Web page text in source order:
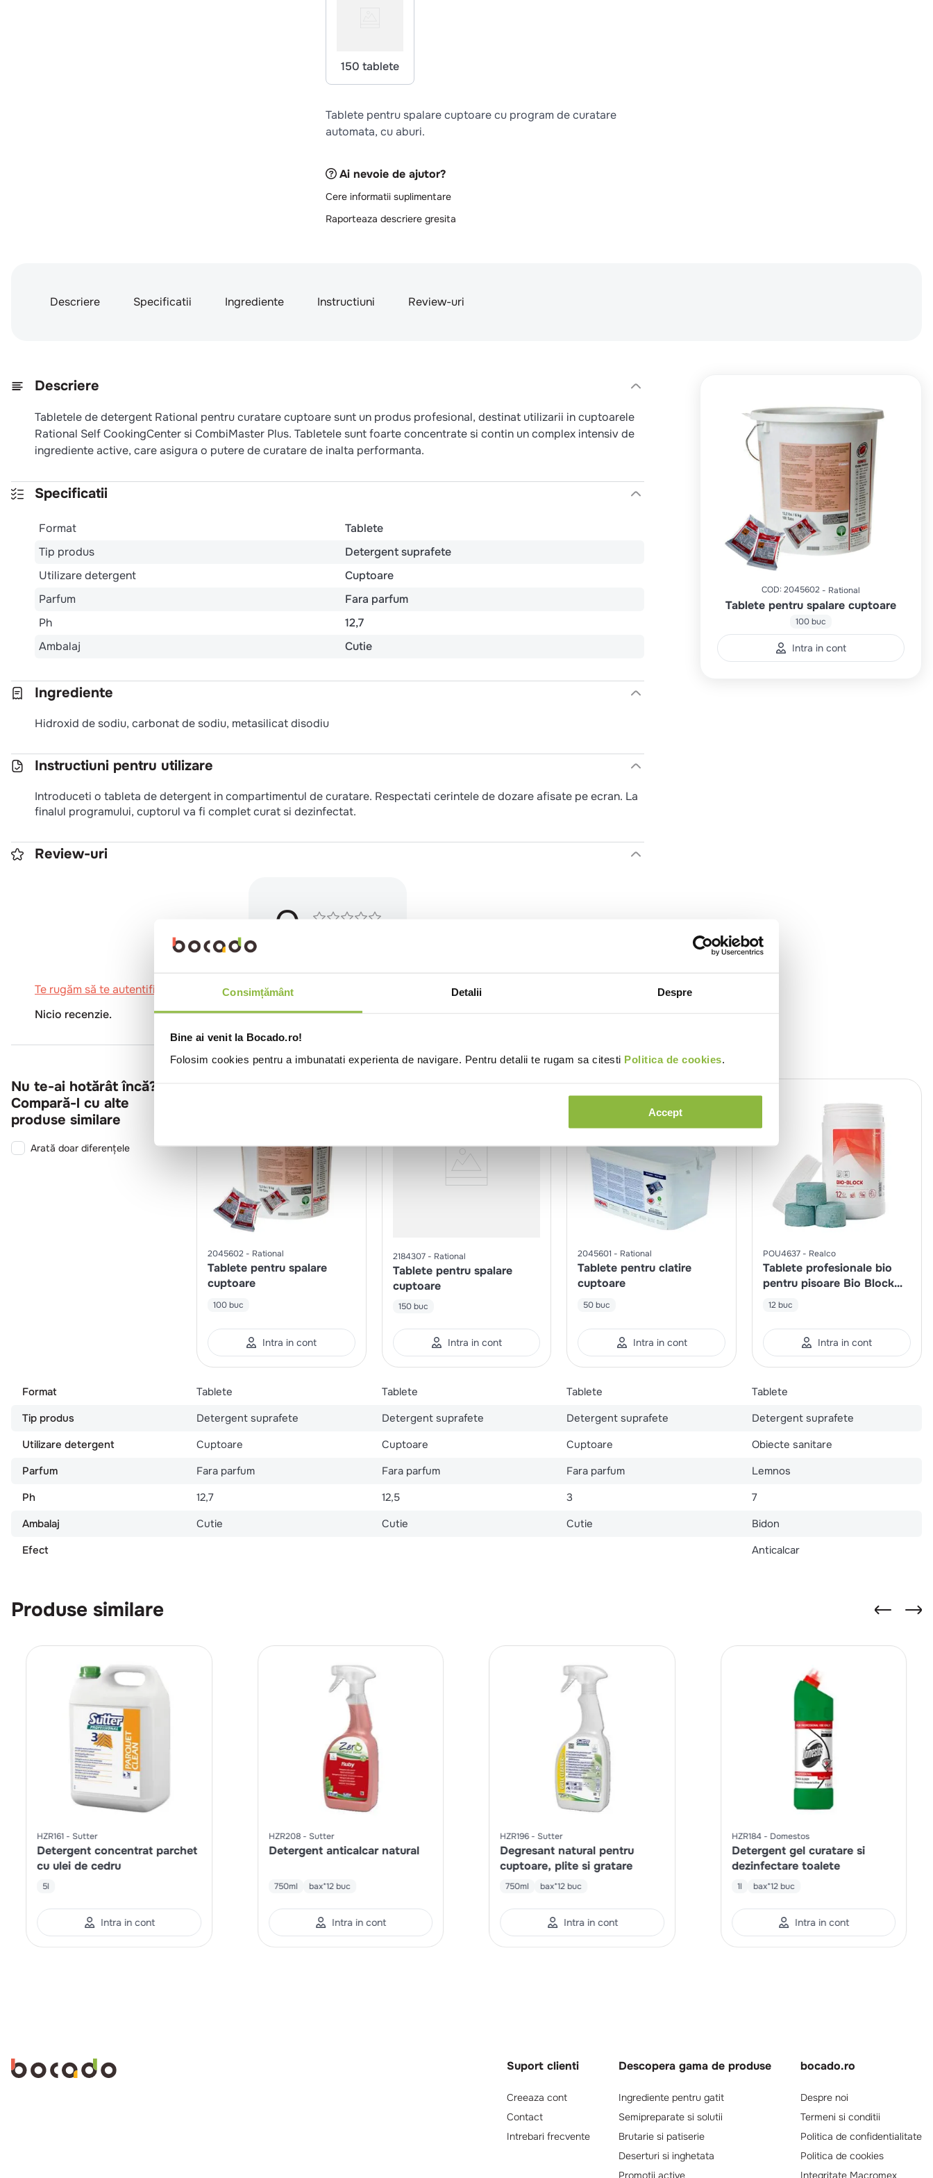
Consimțământ Detalii Despre
Bine ai venit la Bocado.ro!
Folosim cookies pentru a imbunatati experienta de navigare. Pentru detalii te rugam sa citesti Politica de cookies.
Accept
150 tablete
Tablete pentru spalare cuptoare cu program de curatare
automata, cu aburi.
Ai nevoie de ajutor?
Cere informatii suplimentare
Raporteaza descriere gresita
Descriere Specificatii Ingrediente Instructiuni Review-uri
Descriere
Tabletele de detergent Rational pentru curatare cuptoare sunt un produs profesional, destinat utilizarii in cuptoarele
Rational Self CookingCenter si CombiMaster Plus. Tabletele sunt foarte concentrate si contin un complex intensiv de
ingrediente active, care asigura o putere de curatare de inalta performanta.
Specificatii
Format
Tablete
Tip produs
Detergent suprafete
Utilizare detergent
Cuptoare
Parfum
Fara parfum
Ph
12,7
Ambalaj
Cutie
Ingrediente
Hidroxid de sodiu, carbonat de sodiu, metasilicat disodiu
Instructiuni pentru utilizare
Introduceti o tableta de detergent in compartimentul de curatare. Respectati cerintele de dozare afisate pe ecran. La
finalul programului, cuptorul va fi complet curat si dezinfectat.
Review-uri
0
Te rugăm să te autentifici pentru a scrie o recenzie.
Nicio recenzie.
COD: 2045602 Rational
Tablete pentru spalare cuptoare
100 buc
Intra in cont
Nu te-ai hotărât încă?
Compară-l cu alte
produse similare
Arată doar diferențele
2045602 Rational
Tablete pentru spalare
cuptoare
100 buc
Intra in cont
2184307 Rational
Tablete pentru spalare
cuptoare
150 buc
Intra in cont
2045601 Rational
Tablete pentru clatire
cuptoare
50 buc
Intra in cont
POU4637 Realco
Tablete profesionale bio
pentru pisoare Bio Block
480g
12 buc
Intra in cont
Format Tablete Tablete Tablete
Tablete
Tip produs
Detergent suprafete Detergent suprafete Detergent suprafete
Detergent suprafete
Utilizare detergent
Cuptoare Cuptoare Cuptoare
Obiecte sanitare
Parfum
Fara parfum Fara parfum Fara parfum
Lemnos
Ph
12,7 12,5 3
7
Ambalaj
Cutie Cutie Cutie
Bidon
Efect
Anticalcar
Produse similare
HZR161 Sutter
Detergent concentrat parchet
cu ulei de cedru
5l
Intra in cont
HZR208 Sutter
Detergent anticalcar natural
750ml bax*12 buc
Intra in cont
HZR196 Sutter
Degresant natural pentru
cuptoare, plite si gratare
750ml bax*12 buc
Intra in cont
HZR184 Domestos
Detergent gel curatare si
dezinfectare toalete
1l bax*12 buc
Intra in cont
Suport clienti
Creeaza cont
Contact
Intrebari frecvente
Descopera gama de produse
Ingrediente pentru gatit
Semipreparate si solutii
Brutarie si patiserie
Deserturi si inghetata
Promotii active
bocado.ro
Despre noi
Termeni si conditii
Politica de confidentialitate
Politica de cookies
Integritate Macromex